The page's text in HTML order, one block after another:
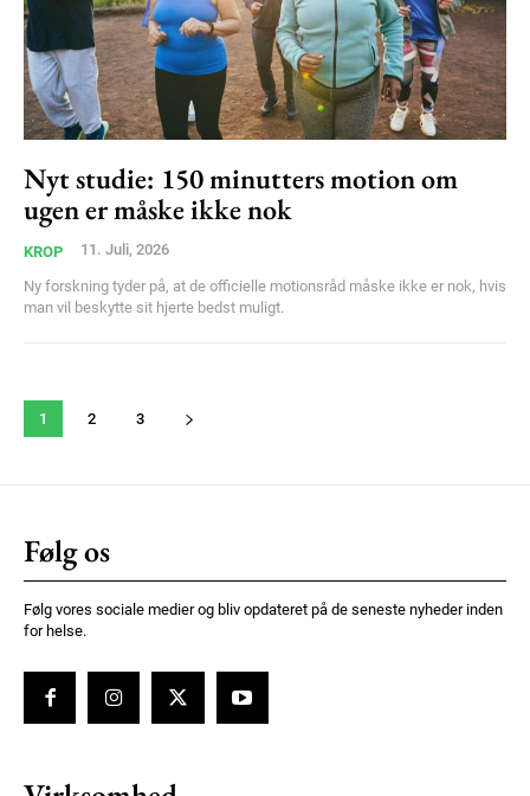
Nyt studie: 150 minutters motion om
ugen er måske ikke nok
KROP 11. Juli, 2026
Ny forskning tyder på, at de officielle motionsråd måske ikke er nok, hvis
man vil beskytte sit hjerte bedst muligt.
1 2 3
Følg os
Følg vores sociale medier og bliv opdateret på de seneste nyheder inden
for helse.